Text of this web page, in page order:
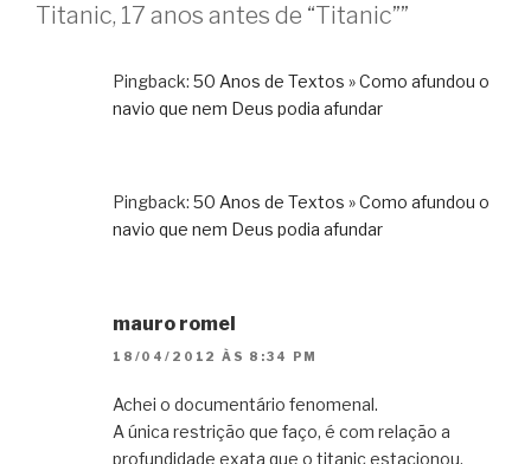
Titanic, 17 anos antes de “Titanic””
Pingback: 50 Anos de Textos » Como afundou o
navio que nem Deus podia afundar
Pingback: 50 Anos de Textos » Como afundou o
navio que nem Deus podia afundar
mauro romel
18/04/2012 ÀS 8:34 PM
Achei o documentário fenomenal.
A única restrição que faço, é com relação a
profundidade exata que o titanic estacionou.